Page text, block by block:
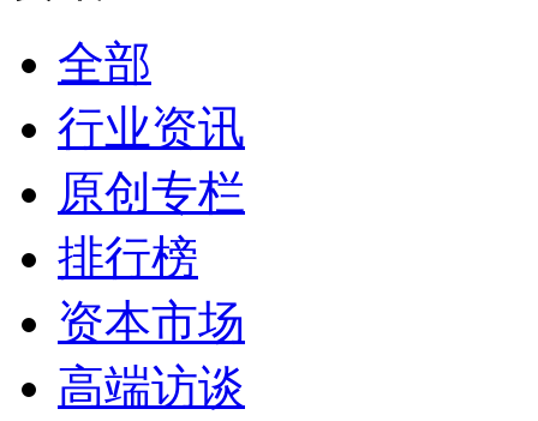
全部
行业资讯
原创专栏
排行榜
资本市场
高端访谈